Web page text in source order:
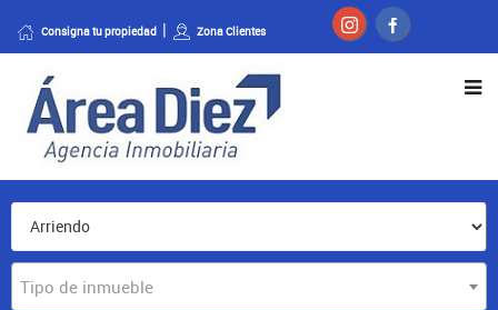
Consigna tu propiedad Zona Clientes
Tipo de inmueble